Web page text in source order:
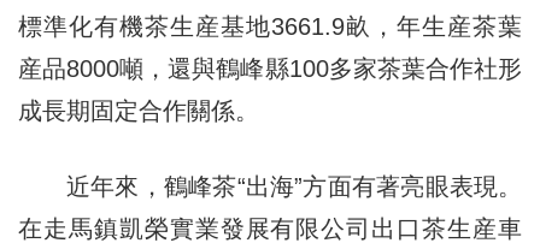
標準化有機茶生産基地3661.9畝，年生産茶葉
産品8000噸，還與鶴峰縣100多家茶葉合作社形
成長期固定合作關係。
近年來，鶴峰茶“出海”方面有著亮眼表現。
在走馬鎮凱榮實業發展有限公司出口茶生産車